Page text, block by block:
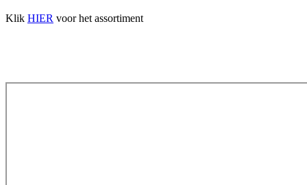
Klik HIER voor het assortiment